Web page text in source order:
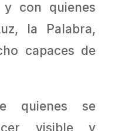
y con quienes
la Palabra,
capaces de
quienes se
visible y